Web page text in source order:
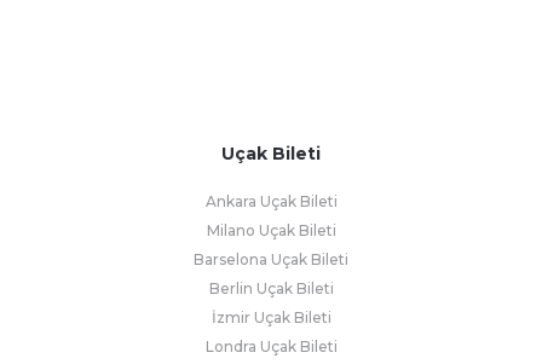
Uçak Bileti
Ankara Uçak Bileti
Milano Uçak Bileti
Barselona Uçak Bileti
Berlin Uçak Bileti
İzmir Uçak Bileti
Londra Uçak Bileti